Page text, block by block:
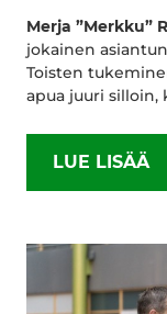
Merja ”Merkku”
jokainen
Toisten
apua juuri silloin,
LUE LISÄÄ